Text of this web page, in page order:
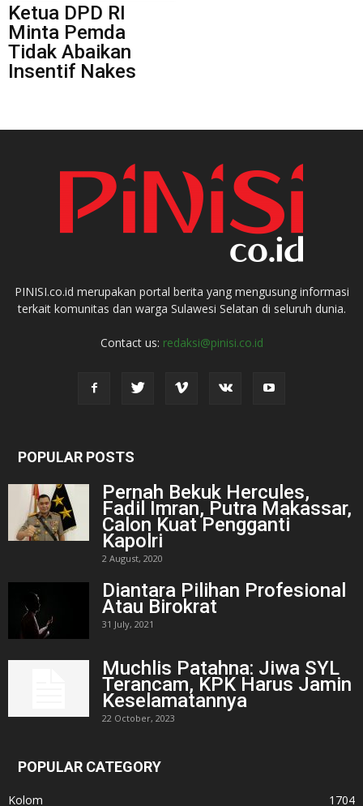
Ketua DPD RI
Minta Pemda
Tidak Abaikan
Insentif Nakes
PINISI.co.id merupakan portal berita yang mengusung informasi
terkait komunitas dan warga Sulawesi Selatan di seluruh dunia.
Contact us: redaksi@pinisi.co.id
POPULAR POSTS
Pernah Bekuk Hercules,
Fadil Imran, Putra Makassar,
Calon Kuat Pengganti
Kapolri
2 August, 2020
Diantara Pilihan Profesional
Atau Birokrat
31 July, 2021
Muchlis Patahna: Jiwa SYL
Terancam, KPK Harus Jamin
Keselamatannya
22 October, 2023
POPULAR CATEGORY
Kolom 1704